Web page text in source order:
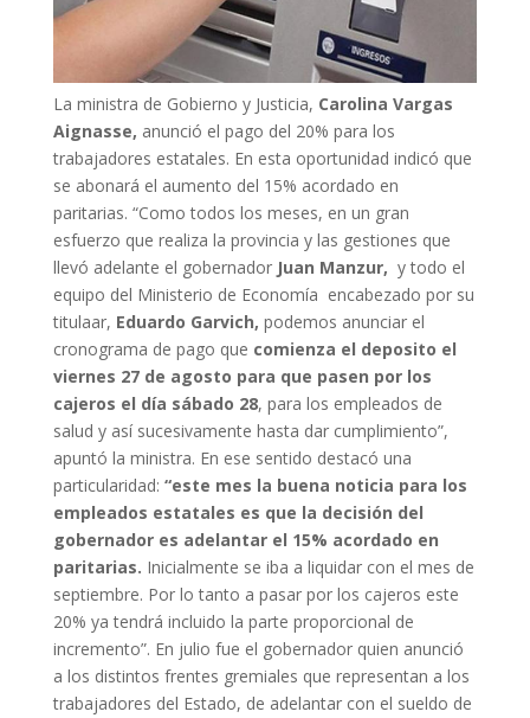
La ministra de Gobierno y Justicia, Carolina Vargas
Aignasse, anunció el pago del 20% para los
trabajadores estatales. En esta oportunidad indicó que
se abonará el aumento del 15% acordado en
paritarias. “Como todos los meses, en un gran
esfuerzo que realiza la provincia y las gestiones que
llevó adelante el gobernador Juan Manzur, y todo el
equipo del Ministerio de Economía encabezado por su
titulaar, Eduardo Garvich, podemos anunciar el
cronograma de pago que comienza el deposito el
viernes 27 de agosto para que pasen por los
cajeros el día sábado 28, para los empleados de
salud y así sucesivamente hasta dar cumplimiento”,
apuntó la ministra. En ese sentido destacó una
particularidad: “este mes la buena noticia para los
empleados estatales es que la decisión del
gobernador es adelantar el 15% acordado en
paritarias. Inicialmente se iba a liquidar con el mes de
septiembre. Por lo tanto a pasar por los cajeros este
20% ya tendrá incluido la parte proporcional de
incremento”. En julio fue el gobernador quien anunció
a los distintos frentes gremiales que representan a los
trabajadores del Estado, de adelantar con el sueldo de